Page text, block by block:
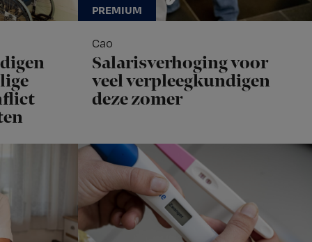
Cao
Salarisverhoging voor
veel verpleegkundigen
deze zomer